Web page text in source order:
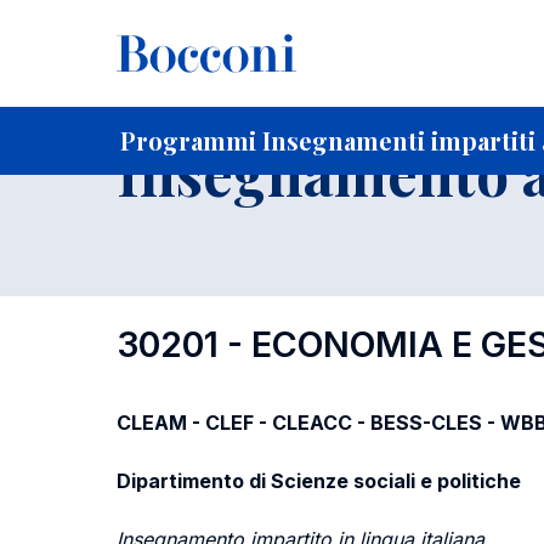
Programmi Insegnamenti impartiti
Home Per studenti iscritti
Insegnamento
30201 - ECONOMIA E
CLEAM - CLEF - CLEACC - BESS-CLES -
Dipartimento di Scienze sociali e politiche
Insegnamento impartito in lingua italiana